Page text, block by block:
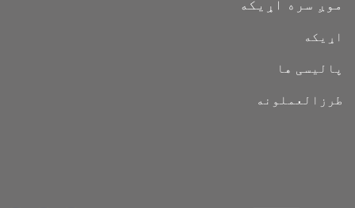
موږ سره اړیکه
اړیکه
پالیسی ها
طرزالعملونه